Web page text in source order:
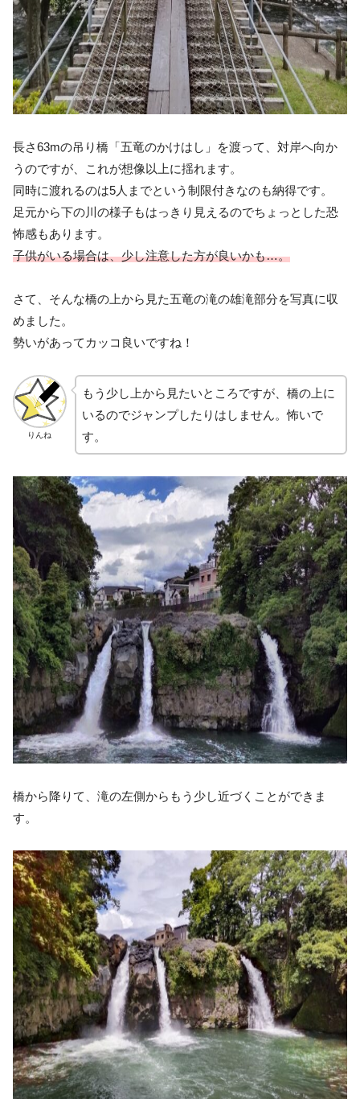
長さ63mの吊り橋「五竜のかけはし」を渡って、対岸へ向か
うのですが、これが想像以上に揺れます。
同時に渡れるのは5人までという制限付きなのも納得です。
足元から下の川の様子もはっきり見えるのでちょっとした恐
怖感もあります。
子供がいる場合は、少し注意した方が良いかも…。
さて、そんな橋の上から見た五竜の滝の雄滝部分を写真に収
めました。
勢いがあってカッコ良いですね！
りんね
もう少し上から見たいところですが、橋の上に
いるのでジャンプしたりはしません。怖いで
す。
橋から降りて、滝の左側からもう少し近づくことができま
す。